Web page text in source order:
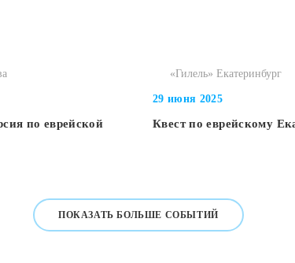
по еврейской
«Гилель» Екатеринбург
29 июня 2025
Квест по еврейскому
ПОКАЗАТЬ БОЛЬШЕ СОБЫТИЙ